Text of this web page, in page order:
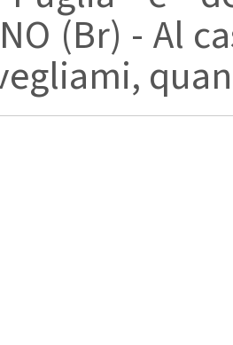
(Br) - Al